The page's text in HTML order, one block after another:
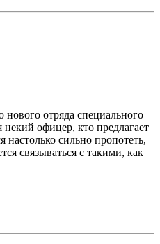
отряда специального
офицер, кто предлагает
сильно пропотеть,
связываться с такими, как